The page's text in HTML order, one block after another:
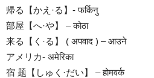
帰る【かえ·る】- फर्किनु
部屋【へ·や】 – कोठा
来る【く·る】 ( अपवाद ) – आउने
アメリカ- अमेरिका
宿 题【しゅく·だい】 – होमवर्क